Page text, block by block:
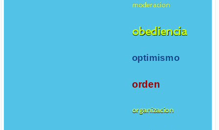
moderacion
obediencia
optimismo
orden
organizacion